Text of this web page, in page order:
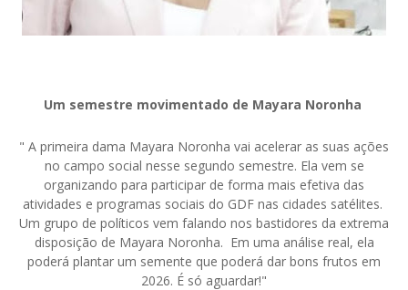
Um semestre movimentado de Mayara Noronha
" A primeira dama Mayara Noronha vai acelerar as suas ações
no campo social nesse segundo semestre. Ela vem se
organizando para participar de forma mais efetiva das
atividades e programas sociais do GDF nas cidades satélites.
Um grupo de políticos vem falando nos bastidores da extrema
disposição de Mayara Noronha. Em uma análise real, ela
poderá plantar um semente que poderá dar bons frutos em
2026. É só aguardar!"